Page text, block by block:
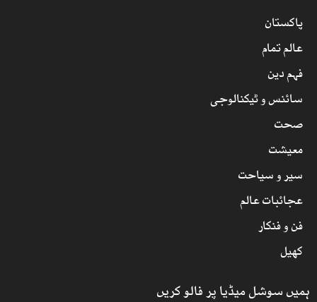
پاکستان
عالم تمام
فہم دین
سائنس و ٹیکنالوجی
صحت
معیشت
سیر و سیاحت
عجائبات عالم
فن و فنکار
کھیل
ہمیں سوشل میڈیا پر فالو کریں